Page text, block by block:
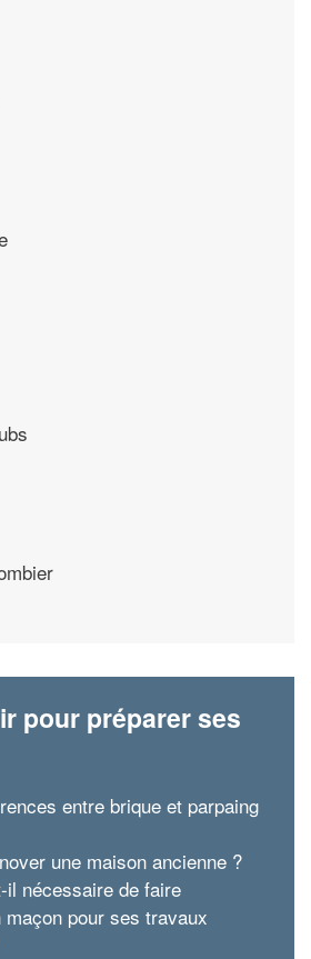
pour préparer ses
entre brique et parpaing
une maison ancienne ?
il nécessaire de faire
pour ses travaux